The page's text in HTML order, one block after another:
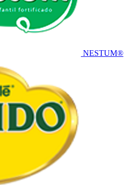
NESTUM®